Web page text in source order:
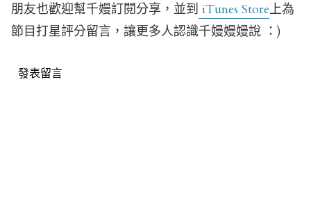
朋友也歡迎幫千嫚訂閱分享，並到 iTunes Store上為
節目打星評分留言，讓更多人認識千嫚嫚嫚說 ：)
發表留言